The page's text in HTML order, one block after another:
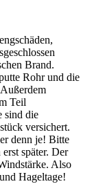
Brand.
Rohr und die
Teil
sind die
versichert.
denn je! Bitte
später. Der
Also
Hageltage!